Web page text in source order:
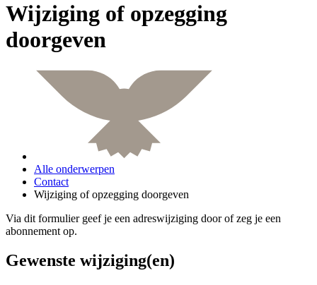
Wijziging of opzegging
doorgeven
Alle onderwerpen
Contact
Wijziging of opzegging doorgeven
Via dit formulier geef je een adreswijziging door of zeg je een
abonnement op.
Gewenste wijziging(en)